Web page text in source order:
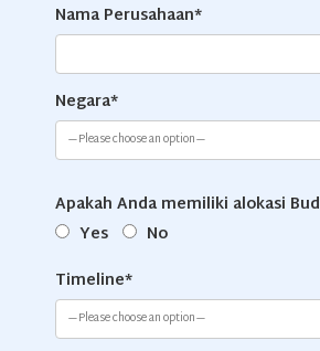
Nama Perusahaan*
Negara*
Apakah Anda memiliki alokasi
Yes
No
Timeline*